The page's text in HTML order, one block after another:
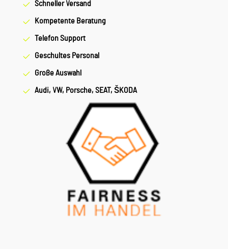
Schneller Versand
Kompetente Beratung
Telefon Support
Geschultes Personal
Große Auswahl
Audi, VW, Porsche, SEAT, ŠKODA